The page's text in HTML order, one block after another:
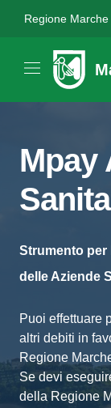
Regione Marche
Mpay
Strumento per
delle Aziende
Puoi effettuare
altri debiti in
Regione
Se devi
della Regione